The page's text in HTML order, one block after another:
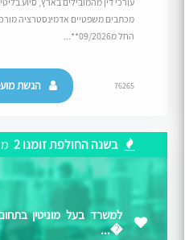
מכתבים משפטיים אדמינסטרציה
החל מ09/2026**...
76265 הגשת
בשנה החולפת זומנו 2
למשרד בעל מוניטין
�...